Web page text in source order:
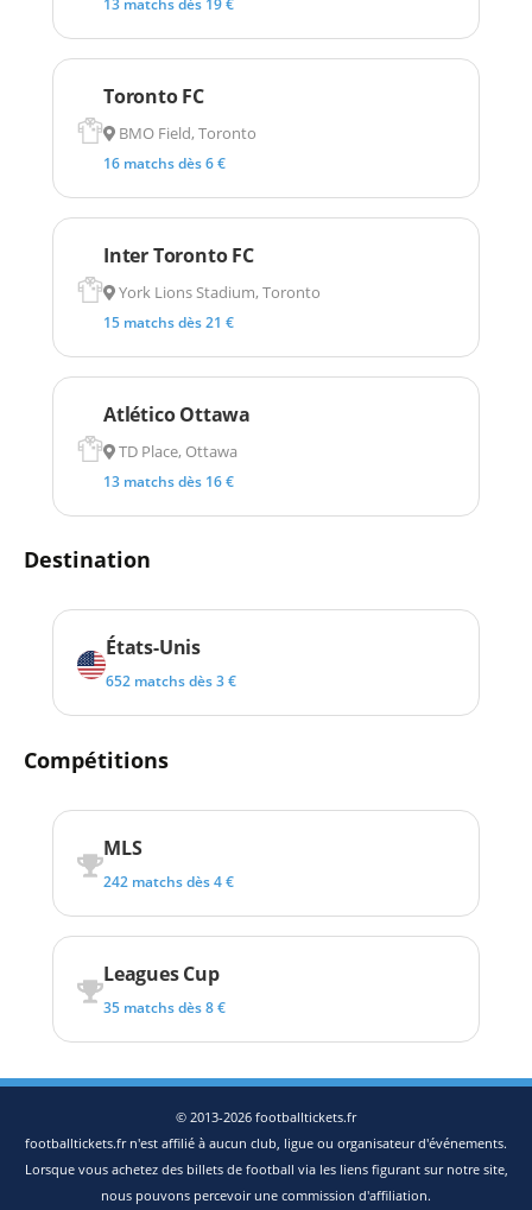
13 matchs dès 19 €
Toronto FC
BMO Field, Toronto
16 matchs dès 6 €
Inter Toronto FC
York Lions Stadium, Toronto
15 matchs dès 21 €
Atlético Ottawa
TD Place, Ottawa
13 matchs dès 16 €
Destination
États-Unis
652 matchs dès 3 €
Compétitions
MLS
242 matchs dès 4 €
Leagues Cup
35 matchs dès 8 €
© 2013-2026 footballtickets.fr
footballtickets.fr n'est affilié à aucun club, ligue ou organisateur d'événements.
Lorsque vous achetez des billets de football via les liens figurant sur notre site,
nous pouvons percevoir une commission d'affiliation.